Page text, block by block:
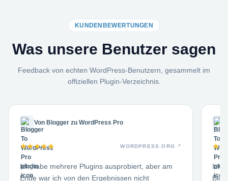
KUNDENBEWERTUNGEN
Was unsere Benutzer sagen
Feedback von echten WordPress-Benutzern, gesammelt im
offiziellen Plugin-Verzeichnis.
Von Blogger zu WordPress Pro
★★★★★ WORDPRESS.ORG
Ich habe mehrere Plugins ausprobiert, aber am
Ende war ich von den Ergebnissen nicht
★★
Ich